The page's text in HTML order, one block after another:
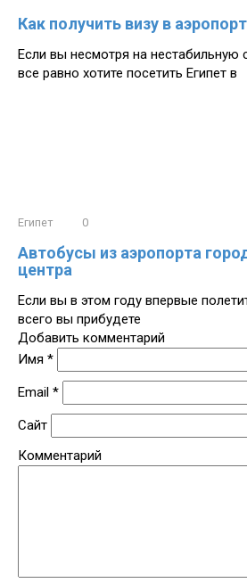
Как получить визу в
Если вы несмотря на нестабильную
все равно хотите посетить Египет в
Египет 0
Автобусы из аэропорта
центра
Если вы в этом году впервые
всего вы прибудете
Добавить комментарий
Имя *
Email *
Сайт
Комментарий